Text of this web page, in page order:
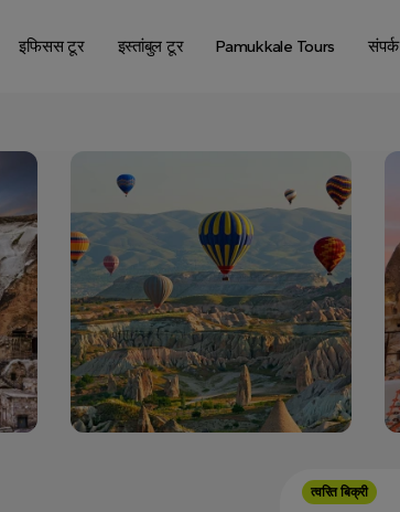
इफिसस टूर इस्तांबुल टूर Pamukkale Tours संपर्क
त्वरित बिक्री